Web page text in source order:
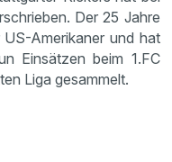
Der 25 Jahre
Ameri­kaner und hat
Einsätzen beim 1.FC
Liga gesam­melt.